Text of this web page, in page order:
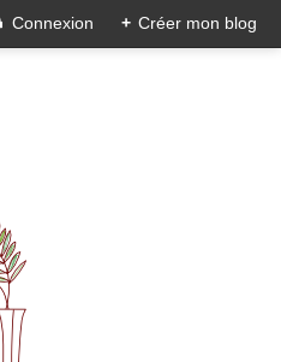
Connexion + Créer mon blog